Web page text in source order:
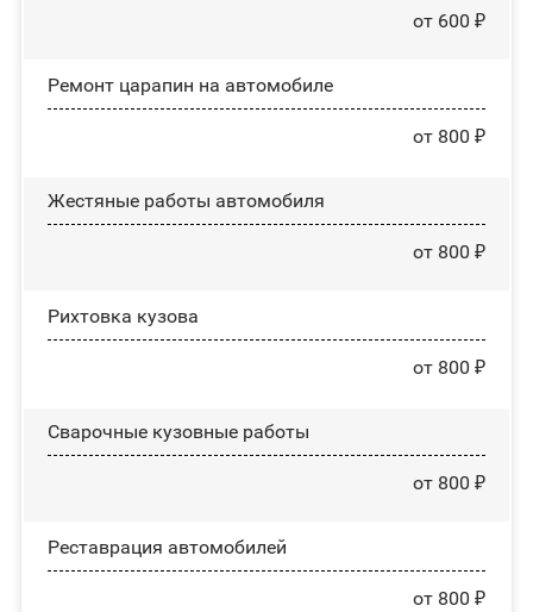
от 600 ₽
Ремонт царапин на автомобиле
от 800 ₽
Жестяные работы автомобиля
от 800 ₽
Рихтовка кузова
от 800 ₽
Сварочные кузовные работы
от 800 ₽
Реставрация автомобилей
от 800 ₽